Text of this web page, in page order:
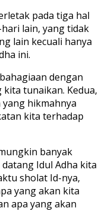
pada tiga hal
lain, yang tidak
lain kecuali hanya
ini.
dengan
tunaikan. Kedua,
hikmahnya
kita terhadap
banyak
Idul Adha kita
sholat Id-nya,
yang akan kita
apa yang akan